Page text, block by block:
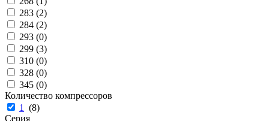
283 (2)
284 (2)
293 (0)
299 (3)
310 (0)
328 (0)
345 (0)
Количество компрессоров
1
(8)
Серия